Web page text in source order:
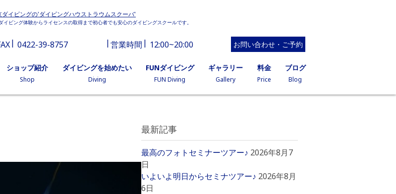
ダイビングの'ダイビングハウストラウムスクーバ'
ビング体験からライセンスの取得まで初心者でも安心のダイビングスクールです。
0422-39-8757 営業時間 12:00~20:00 お問い合わせ・ご予約
ショップ紹介
Shop
ダイビングを始めたい
Diving
FUNダイビング
FUN Diving
ギャラリー
Gallery
料金
Price
ブログ
Blog
最新記事
最高のフォトセミナーツアー♪ 2026年8月7
日
いよいよ明日からセミナツアー♪ 2026年8月
6日